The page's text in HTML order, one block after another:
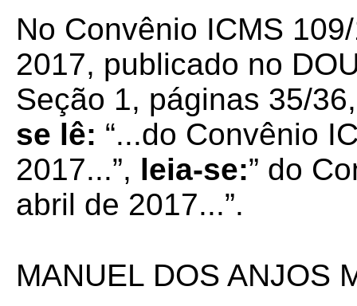
No Convênio ICMS
2017, publicado no
Seção 1, páginas 35/
se lê: “...do Convênio
2017...”, leia-se:” do
abril de 2017...”.
MANUEL DOS ANJOS